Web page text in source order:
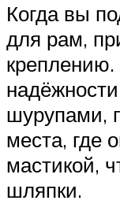
Когда вы
для рам,
шурупами,
места, где
мастикой,
шляпки.